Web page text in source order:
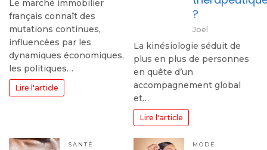
Le marché immobilier
français connaît des
mutations continues,
influencées par les
dynamiques économiques,
les politiques…
Lire l'article
?
Joel
La kinésiologie séduit de
plus en plus de personnes
en quête d’un
accompagnement global
et…
Lire l'article
SANTÉ MODE